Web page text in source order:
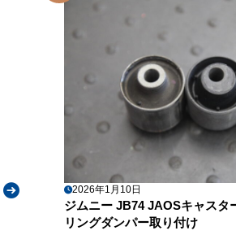
2026年1月10日
ジムニー JB74 JAOSキャスタ
リングダンパー取り付け